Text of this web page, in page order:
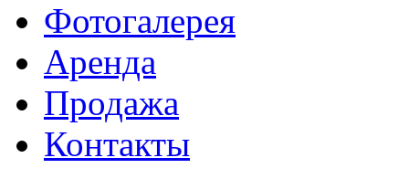
Фотогалерея
Аренда
Продажа
Контакты